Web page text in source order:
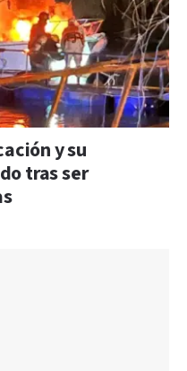
y su
tras ser